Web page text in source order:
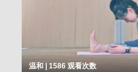
温和 | 1586观看次数